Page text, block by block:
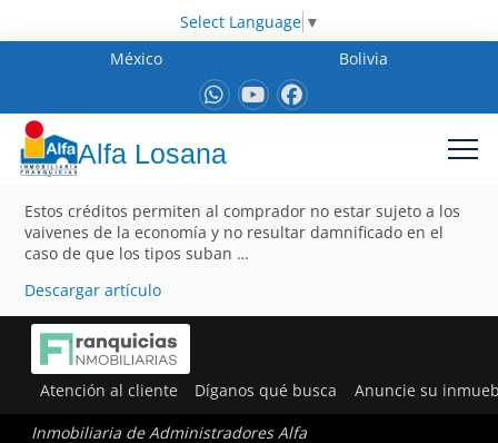
Select Language ▼
México
Bolivia
Alfa Losana
Estos créditos permiten al comprador no estar sujeto a los
vaivenes de la economía y no resultar damnificado en el
caso de que los tipos suban …
Descargar artículo
Atención al cliente Díganos qué busca Anuncie su
Inmobiliaria de Administradores Alfa